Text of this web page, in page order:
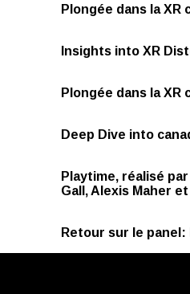
Plongée dans la
Insights into XR
Plongée dans la XR
Deep Dive into
Playtime, réalisé
Gall, Alexis Maher
Retour sur le panel: